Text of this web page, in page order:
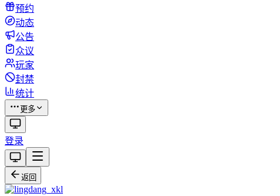
预约
动态
公告
众议
玩家
封禁
统计
更多
登录
返回